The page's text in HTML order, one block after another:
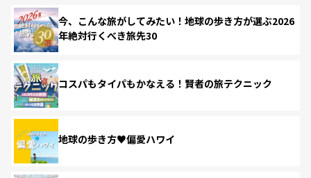
今、こんな旅がしてみたい！地球の歩き方が選ぶ2026
年絶対行くべき旅先30
コスパもタイパもかなえる！賢者の旅テクニック
地球の歩き方♥偏愛ハワイ